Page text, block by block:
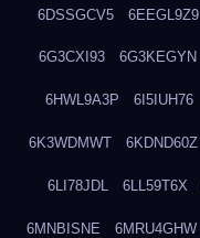
6DSSGCV5 6EEGL9Z9
6G3CXI93 6G3KEGYN
6HWL9A3P 6I5IUH76
6K3WDMWT 6KDND60Z
6LI78JDL 6LL59T6X
6MNBISNE 6MRU4GHW